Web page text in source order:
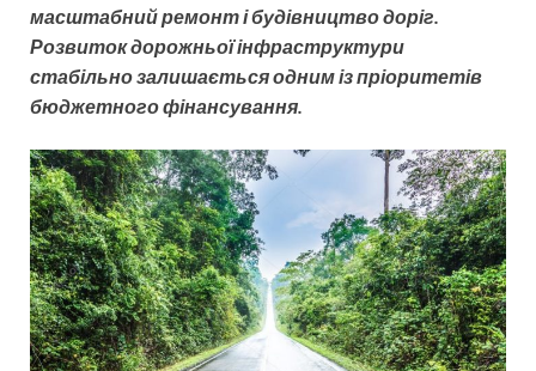
масштабний ремонт і будівництво доріг.
Розвиток дорожньої інфраструктури
стабільно залишається одним із пріоритетів
бюджетного фінансування.